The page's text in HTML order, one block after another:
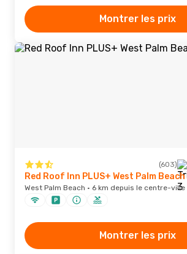
Montrer les prix
(603)
Red Roof Inn PLUS+ West Palm Beach
West Palm Beach · 6 km depuis le centre-ville
Montrer les prix